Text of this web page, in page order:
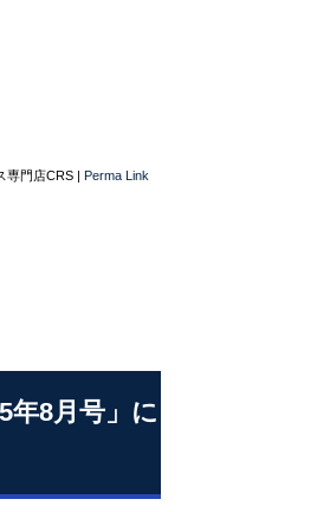
専門店CRS | Perma Link
年8月号」に